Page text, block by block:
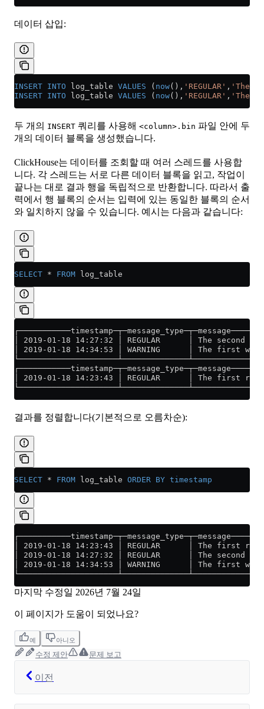
데이터 삽입:
INSERT INTO log_table VALUES ( now(), 'REGULAR' , 'The
INSERT INTO log_table VALUES ( now(), 'REGULAR' , 'The
두 개의 INSERT 쿼리를 사용해 <column>.bin 파일 안에 두
개의 데이터 블록을 생성했습니다.
ClickHouse는 데이터를 조회할 때 여러 스레드를 사용합
니다. 각 스레드는 서로 다른 데이터 블록을 읽고, 작업이
끝나는 대로 결과 행을 독립적으로 반환합니다. 따라서 출
력에서 행 블록의 순서는 입력에 있는 동일한 블록의 순서
와 일치하지 않을 수 있습니다. 예시는 다음과 같습니다:
SELECT * FROM log_table
│ 2019-01-18 14:27:32 │ REGULAR      │ The second
│ 2019-01-18 14:34:53 │ WARNING      │ The first
│ 2019-01-18 14:23:43 │ REGULAR      │ The first
결과를 정렬합니다(기본적으로 오름차순):
SELECT * FROM log_table ORDER BY timestamp
│ 2019-01-18 14:23:43 │ REGULAR      │ The first
│ 2019-01-18 14:27:32 │ REGULAR      │ The second
│ 2019-01-18 14:34:53 │ WARNING      │ The first
마지막 수정일 2026년 7월 24일
이 페이지가 도움이 되었나요?
예 아니오
수정 제안 문제 보고
이전